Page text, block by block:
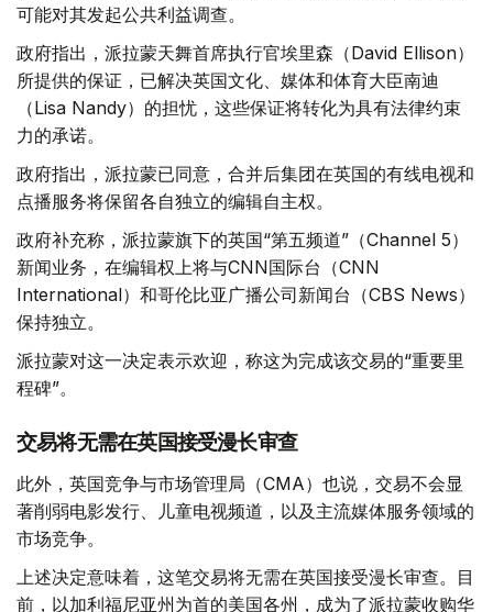
可能对其发起公共利益调查。
政府指出，派拉蒙天舞首席执行官埃里森（David Ellison）
所提供的保证，已解决英国文化、媒体和体育大臣南迪
（Lisa Nandy）的担忧，这些保证将转化为具有法律约束
力的承诺。
政府指出，派拉蒙已同意，合并后集团在英国的有线电视和
点播服务将保留各自独立的编辑自主权。
政府补充称，派拉蒙旗下的英国“第五频道”（Channel 5）
新闻业务，在编辑权上将与CNN国际台（CNN
International）和哥伦比亚广播公司新闻台（CBS News）
保持独立。
派拉蒙对这一决定表示欢迎，称这为完成该交易的“重要里
程碑”。
交易将无需在英国接受漫长审查
此外，英国竞争与市场管理局（CMA）也说，交易不会显
著削弱电影发行、儿童电视频道，以及主流媒体服务领域的
市场竞争。
上述决定意味着，这笔交易将无需在英国接受漫长审查。目
前，以加利福尼亚州为首的美国各州，成为了派拉蒙收购华